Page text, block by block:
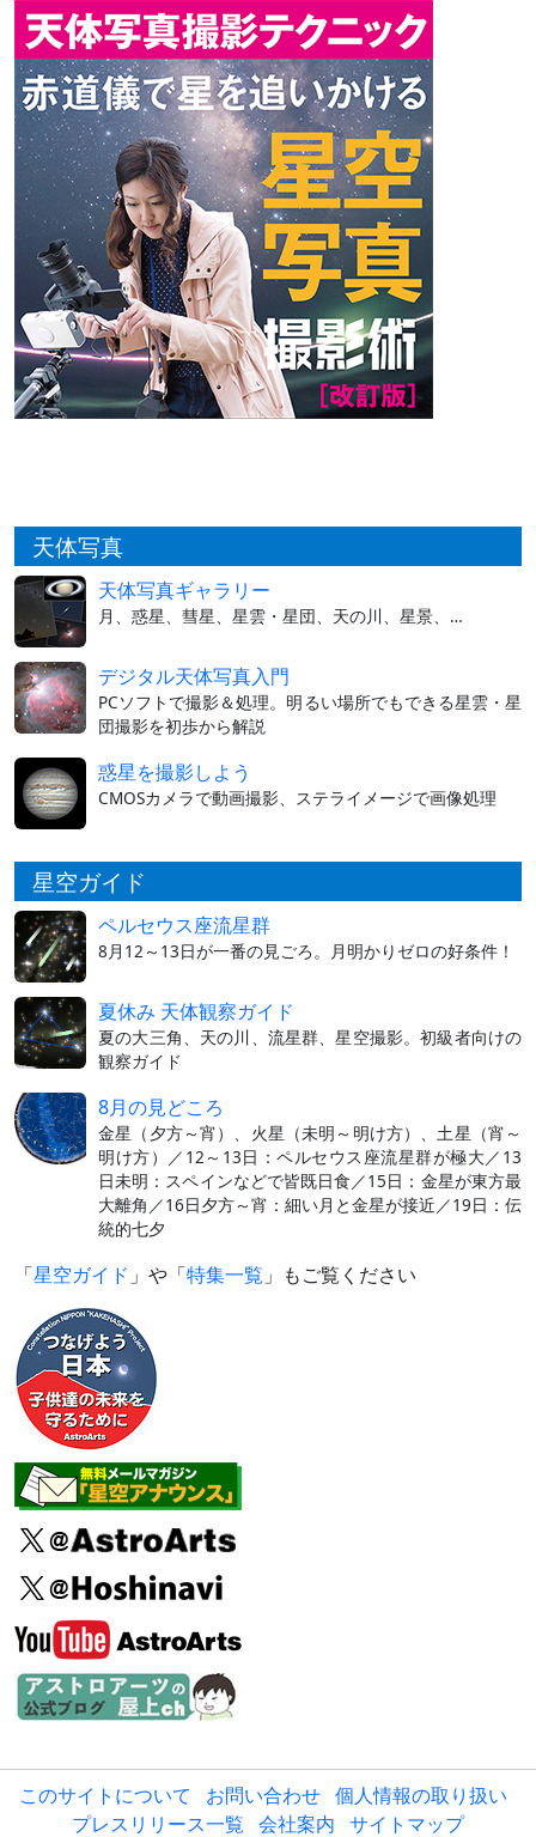
天体写真
天体写真ギャラリー
月、惑星、彗星、星雲・星団、天の川、星景、…
デジタル天体写真入門
PCソフトで撮影＆処理。明るい場所でもできる星雲・星
団撮影を初歩から解説
惑星を撮影しよう
CMOSカメラで動画撮影、ステライメージで画像処理
星空ガイド
ペルセウス座流星群
8月12～13日が一番の見ごろ。月明かりゼロの好条件！
夏休み 天体観察ガイド
夏の大三角、天の川、流星群、星空撮影。初級者向けの
観察ガイド
8月の見どころ
金星（夕方～宵）、火星（未明～明け方）、土星（宵～
明け方）／12～13日：ペルセウス座流星群が極大／13
日未明：スペインなどで皆既日食／15日：金星が東方最
大離角／16日夕方～宵：細い月と金星が接近／19日：伝
統的七夕
「星空ガイド 」や「特集一覧 」もご覧ください
このサイトについて お問い合わせ 個人情報の取り扱い
プレスリリース一覧 会社案内 サイトマップ